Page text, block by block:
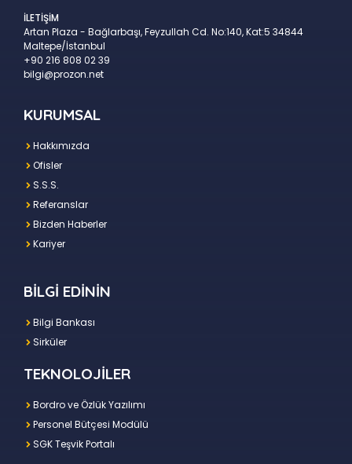
İLETİŞİM
Artan Plaza - Bağlarbaşı, Feyzullah Cd. No:140, Kat:5 34844
Maltepe/İstanbul
+90 216 808 02 39
bilgi@prozon.net
KURUMSAL
Hakkımızda
Ofisler
S.S.S.
Referanslar
Bizden Haberler
Kariyer
BİLGİ EDİNİN
Bilgi Bankası
Sirküler
TEKNOLOJİLER
Bordro ve Özlük Yazılımı
Personel Bütçesi Modülü
SGK Teşvik Portalı